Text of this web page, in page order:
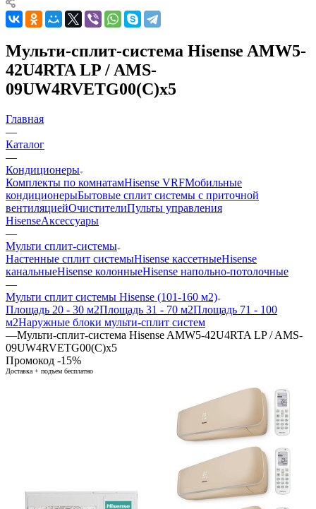
Мульти-сплит-система Hisense AMW5-
42U4RTA LP / AMS-
09UW4RVETG00(С)x5
Главная
—
Каталог
—
Кондиционеры
Комплекты по комнатамHisense VRFМобильные
кондиционерыБытовые сплит системы с приточной
вентиляциейОчистителиПульты управления
HisenseАксессуары
—
Мульти сплит-системы
Настенные сплит системыHisense кассетныеHisense
канальныеHisense колонныеHisense напольно-потолочные
—
Мульти сплит системы Hisense (101-160 м2)
Площадь 20 - 30 м2Площадь 31 - 70 м2Площадь 71 - 100
м2Наружные блоки мульти-сплит систем
—Мульти-сплит-система Hisense AMW5-42U4RTA LP / AMS-
09UW4RVETG00(С)x5
Промокод -15%
Доставка + подъем бесплатно